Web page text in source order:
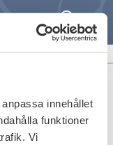
innehållet
funktioner
Vi
SearchMeny
of